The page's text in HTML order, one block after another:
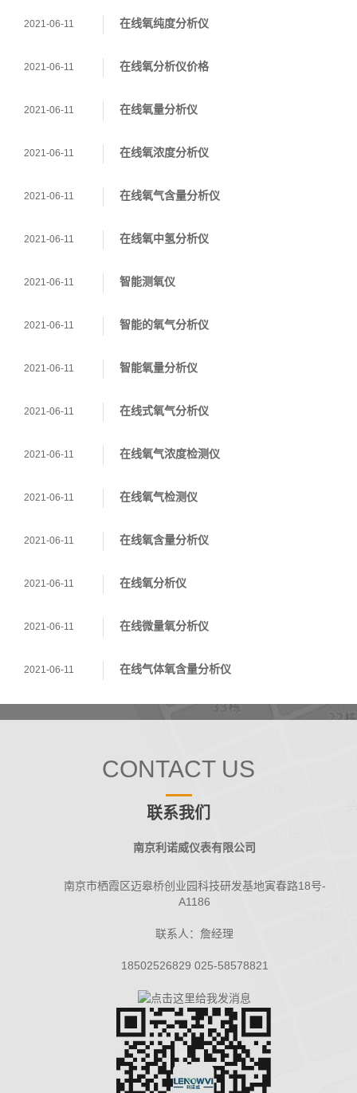
2021-06-11 在线氧纯度分析仪
2021-06-11 在线氧分析仪价格
2021-06-11 在线氧量分析仪
2021-06-11 在线氧浓度分析仪
2021-06-11 在线氧气含量分析仪
2021-06-11 在线氧中氢分析仪
2021-06-11 智能测氧仪
2021-06-11 智能的氧气分析仪
2021-06-11 智能氧量分析仪
2021-06-11 在线式氧气分析仪
2021-06-11 在线氧气浓度检测仪
2021-06-11 在线氧气检测仪
2021-06-11 在线氧含量分析仪
2021-06-11 在线氧分析仪
2021-06-11 在线微量氧分析仪
2021-06-11 在线气体氧含量分析仪
CONTACT US
联系我们
南京利诺威仪表有限公司
南京市栖霞区迈皋桥创业园科技研发基地寅春路18号-
A1186
联系人：詹经理
18502526829 025-58578821